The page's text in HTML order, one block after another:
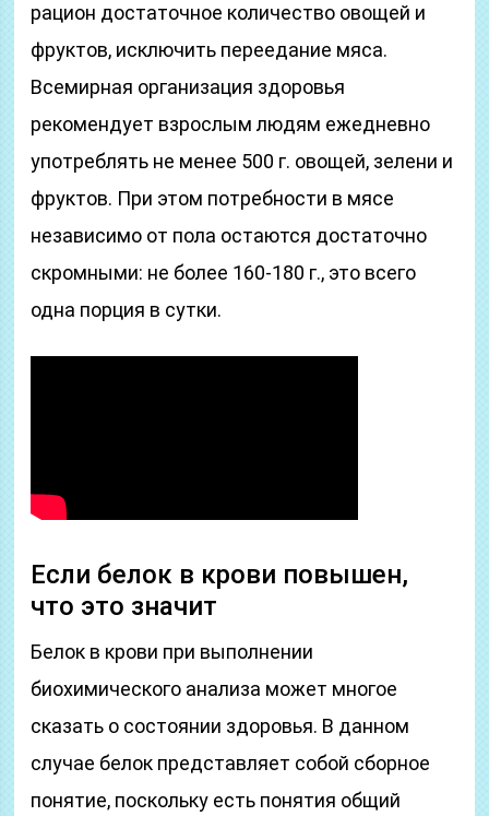
рацион достаточное количество овощей и
фруктов, исключить переедание мяса.
Всемирная организация здоровья
рекомендует взрослым людям ежедневно
употреблять не менее 500 г. овощей, зелени и
фруктов. При этом потребности в мясе
независимо от пола остаются достаточно
скромными: не более 160-180 г., это всего
одна порция в сутки.
Если белок в крови повышен,
что это значит
Белок в крови при выполнении
биохимического анализа может многое
сказать о состоянии здоровья. В данном
случае белок представляет собой сборное
понятие, поскольку есть понятия общий